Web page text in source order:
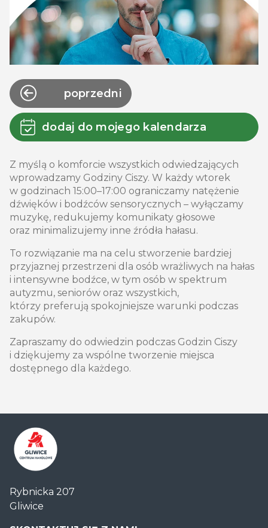
poprzedni
dodaj do mojego kalendarza
Z myślą o komforcie wszystkich odwiedzających
wprowadzamy Godziny Ciszy. W każdy wtorek
w godzinach 15:00–17:00 ograniczamy natężenie
dźwięków i bodźców sensorycznych – wyłączamy
muzykę, redukujemy komunikaty głosowe
oraz minimalizujemy inne źródła hałasu.
To rozwiązanie ma na celu stworzenie bardziej
przyjaznej przestrzeni dla osób wrażliwych na hałas
i intensywne bodźce, w tym osób w spektrum
autyzmu, seniorów oraz wszystkich,
którzy preferują spokojniejsze warunki podczas
zakupów.
Zapraszamy do odwiedzin podczas Godzin Ciszy
i dziękujemy za wspólne tworzenie miejsca
dostępnego dla każdego.
Handlowe
Auchan
Gliwice
Rybnicka 207
Gliwice